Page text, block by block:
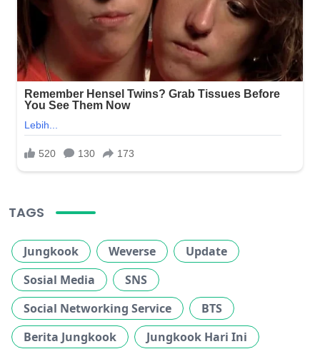
TAGS
Jungkook Weverse
Update
Sosial Media
SNS
Social Networking Service
BTS
Berita Jungkook
Jungkook Hari Ini